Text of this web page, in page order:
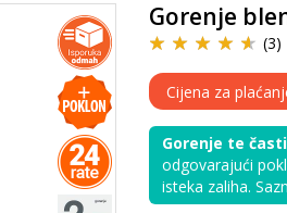
Gorenje
(3)
Cijena za
Gorenje te
odgovarajući
isteka zaliha.